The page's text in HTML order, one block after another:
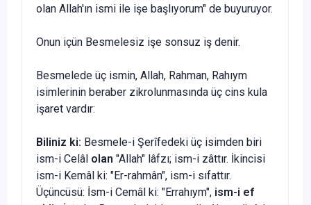
olan Allah'ın ismi ile işe başlıyorum" de buyuruyor.
Onun içün Besmelesiz işe sonsuz iş denir.
Besmelede üç ismin, Allah, Rahman, Rahıym
isimlerinin beraber zikrolunmasında üç cins kula
işaret vardır:
Biliniz ki: Besmele-i Şerîfedeki üç isimden biri
ism-i Ce­lâl olan "Allah" lâfzı; ism-i zâttır. İkincisi
ism-i Kemâl ki: "Er-rahmân", ism-i sıfattır.
Üçüncüsü: İsm-i Cemâl ki: "Errahıym", ism-i ef